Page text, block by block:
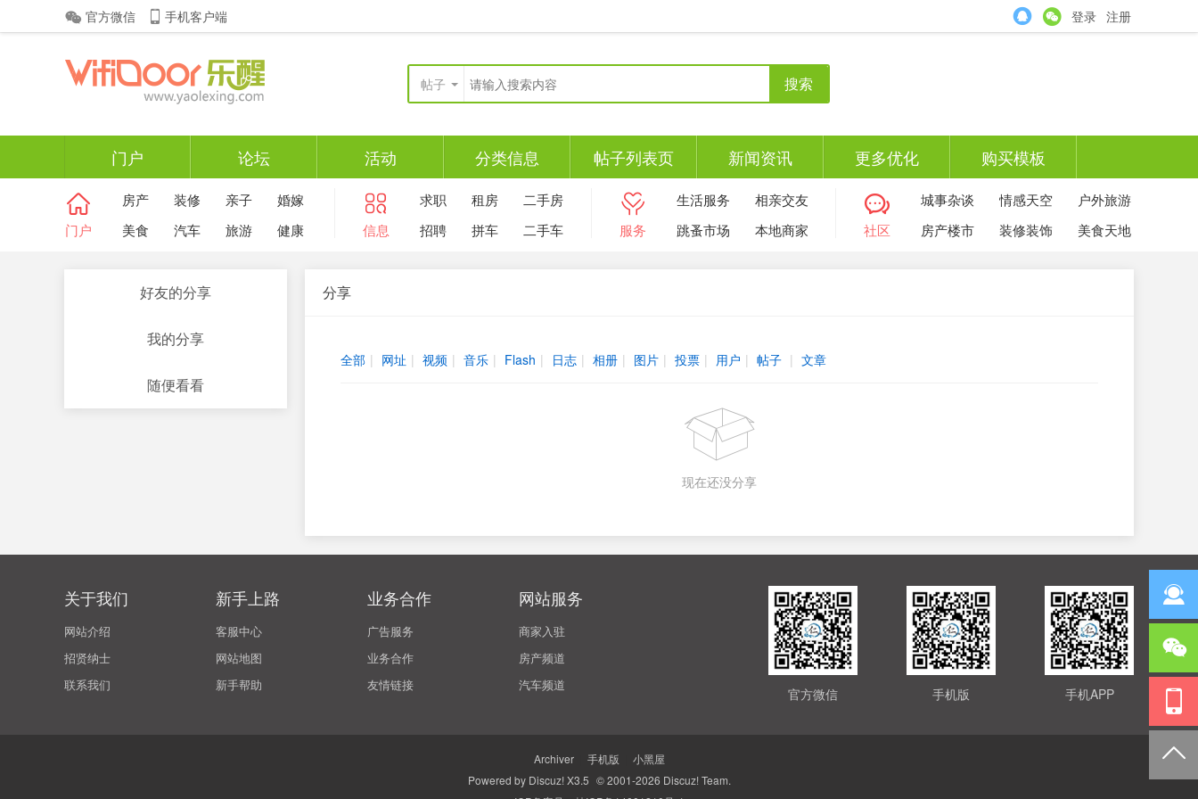
官方微信 手机客户端 登录 注册
帖子 搜索
门户 论坛 活动 分类信息 帖子列表页 新闻资讯 更多优化 购买模板
门户
房产 装修 亲子
婚嫁
美食
汽车 旅游 健康 信息
求职 租房
二手房
招聘
拼车 二手车 服务
生活服务
相亲交友
跳蚤市场
本地商家 社区
城事杂谈 情感天空
户外旅游
房产楼市
装修装饰 美食天地
好友的分享
我的分享
随便看看
分享
全部 | 网址 | 视频 | 音乐 | Flash | 日志 | 相册 | 图片 | 投票 | 用户 | 帖子 | 文章
现在还没分享
关于我们
网站介绍
招贤纳士
联系我们
新手上路
客服中心
网站地图
新手帮助
业务合作
广告服务
业务合作
友情链接
网站服务
商家入驻
房产频道
汽车频道
手机APP
手机版
官方微信
Archiver 手机版
小黑屋
Powered by Discuz! X3.5 © 2001-2026 Discuz! Team.